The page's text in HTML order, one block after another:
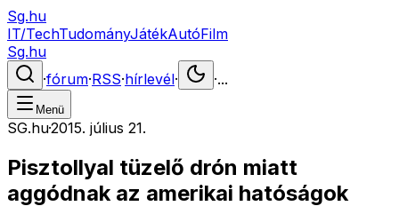
Sg.hu
IT/TechTudományJátékAutóFilm
Sg.hu
·fórum·RSS·hírlevél· ·...
Menü
SG.hu·2015. július 21.
Pisztollyal tüzelő drón miatt
aggódnak az amerikai hatóságok